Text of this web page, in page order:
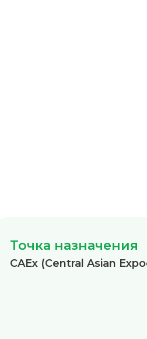
Точка назначения
CAEx (Central Asian